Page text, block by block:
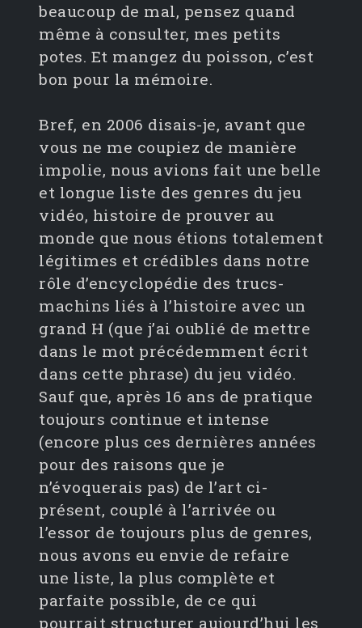
beaucoup de mal, pensez quand
même à consulter, mes petits
potes. Et mangez du poisson, c’est
bon pour la mémoire.
Bref, en 2006 disais-je, avant que
vous ne me coupiez de manière
impolie, nous avions fait une belle
et longue liste des genres du jeu
vidéo, histoire de prouver au
monde que nous étions totalement
légitimes et crédibles dans notre
rôle d’encyclopédie des trucs-
machins liés à l’histoire avec un
grand H (que j’ai oublié de mettre
dans le mot précédemment écrit
dans cette phrase) du jeu vidéo.
Sauf que, après 16 ans de pratique
toujours continue et intense
(encore plus ces dernières années
pour des raisons que je
n’évoquerais pas) de l’art ci-
présent, couplé à l’arrivée ou
l’essor de toujours plus de genres,
nous avons eu envie de refaire
une liste, la plus complète et
parfaite possible, de ce qui
pourrait structurer aujourd’hui les